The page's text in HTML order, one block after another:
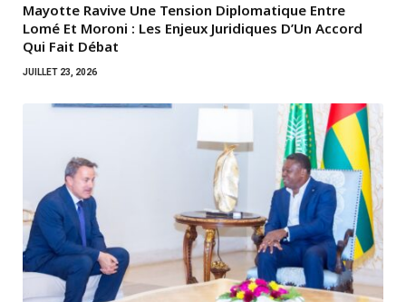
Mayotte Ravive Une Tension Diplomatique Entre
Lomé Et Moroni : Les Enjeux Juridiques D’Un Accord
Qui Fait Débat
JUILLET 23, 2026